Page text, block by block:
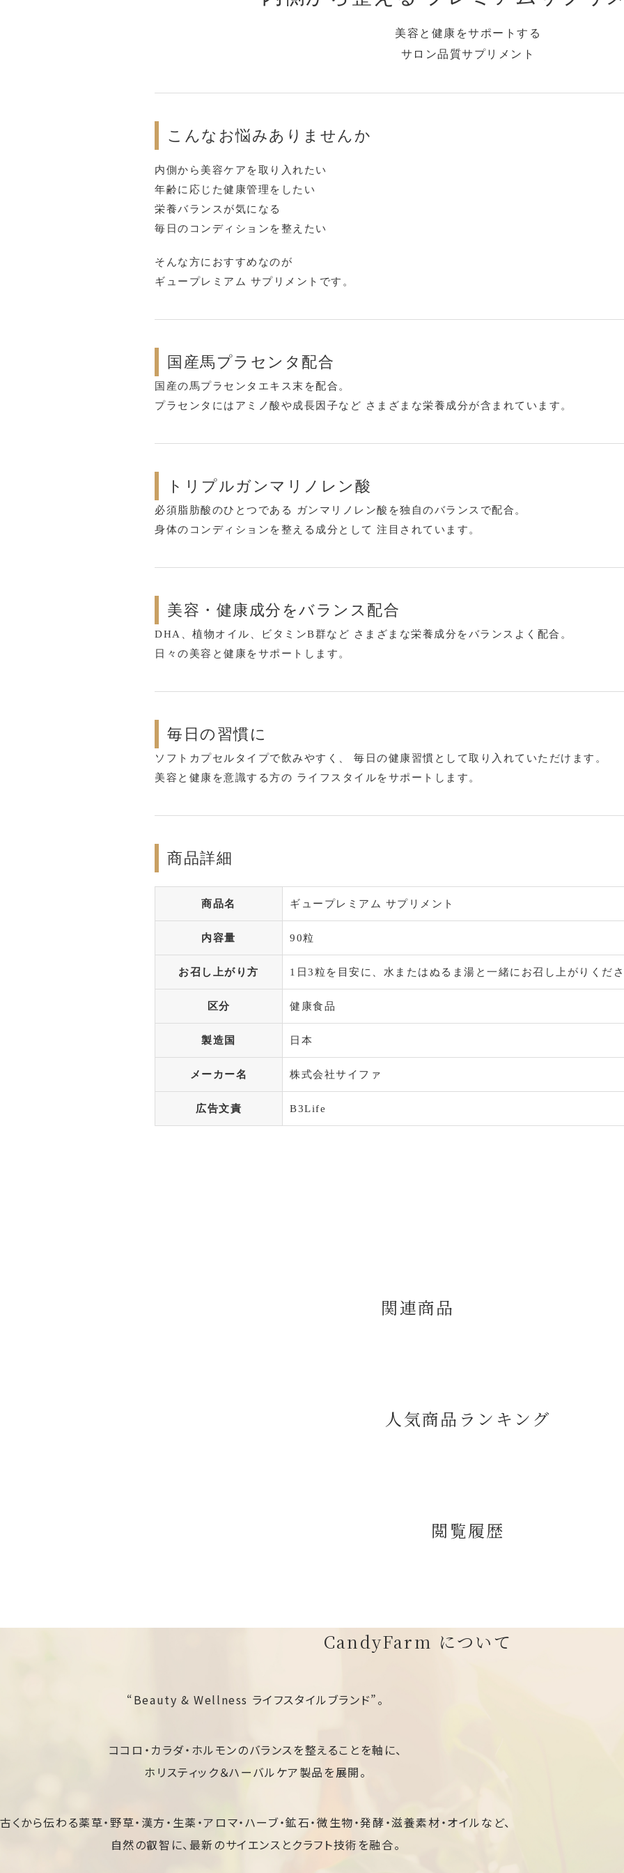
美容と健康をサポートする
サロン品質サプリメント
こんなお悩みありませんか
内側から美容ケアを取り入れたい
年齢に応じた健康管理をしたい
栄養バランスが気になる
毎日のコンディションを整えたい
そんな方におすすめなのが
ギュープレミアム サプリメント です。
国産馬プラセンタ配合
国産の馬プラセンタエキス末を配合。
プラセンタにはアミノ酸や成長因子など さまざまな栄養成分が含まれています。
トリプルガンマリノレン酸
必須脂肪酸のひとつである ガンマリノレン酸を独自のバランスで配合。
身体のコンディションを整える成分として 注目されています。
美容・健康成分をバランス配合
DHA、植物オイル、ビタミンB群など さまざまな栄養成分をバランスよく配合。
日々の美容と健康をサポートします。
毎日の習慣に
ソフトカプセルタイプで飲みやすく、 毎日の健康習慣として取り入れていただけます。
美容と健康を意識する方の ライフスタイルをサポートします。
商品詳細
商品名 ギュープレミアム サプリメント
内容量 90粒
お召し上がり方 1日3粒を目安に、水またはぬるま湯と一緒にお召し上がりくだ
区分 健康食品
製造国 日本
メーカー名 株式会社サイファ
広告文責 B3Life
関連商品
人気商品ランキング
閲覧履歴
CandyFarm について
“Beauty & Wellness ライフスタイルブランド”。
ココロ・カラダ・ホルモンのバランスを整えることを軸に、
ホリスティック＆ハーバルケア製品を展開。
古くから伝わる薬草・野草・漢方・生薬・アロマ・ハーブ・鉱石・微生物・発酵・滋養素材・オイルなど、
自然の叡智に、最新のサイエンスとクラフト技術を融合。